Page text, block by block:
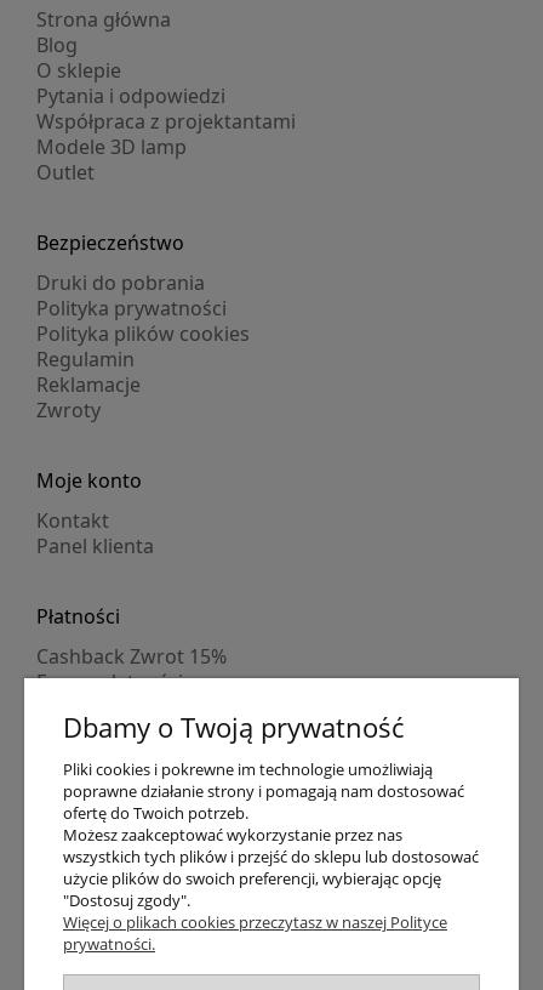
Strona główna
Blog
O sklepie
Pytania i odpowiedzi
Współpraca z projektantami
Modele 3D lamp
Outlet
Bezpieczeństwo
Druki do pobrania
Polityka prywatności
Polityka plików cookies
Regulamin
Reklamacje
Zwroty
Moje konto
Kontakt
Panel klienta
Płatności
Cashback Zwrot 15%
Formy płatności
Numer konta
PayPo kupujesz, nie płacisz
Progi rabatowe
Promocje
Dostawa
Czas wysyłki
Dostawa
Śledzenie przesyłki GLS
Dbamy o Twoją prywatność
Pliki cookies i pokrewne im technologie umożliwiają
poprawne działanie strony i pomagają nam dostosować
ofertę do Twoich potrzeb.
Możesz zaakceptować wykorzystanie przez nas
wszystkich tych plików i przejść do sklepu lub dostosować
użycie plików do swoich preferencji, wybierając opcję
"Dostosuj zgody".
Więcej o plikach cookies przeczytasz w naszej Polityce
prywatności.